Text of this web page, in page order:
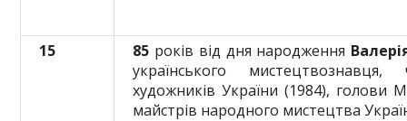
15 85 років від дня народження
українського
художників України (1984), голови
майстрів народного мистецтва